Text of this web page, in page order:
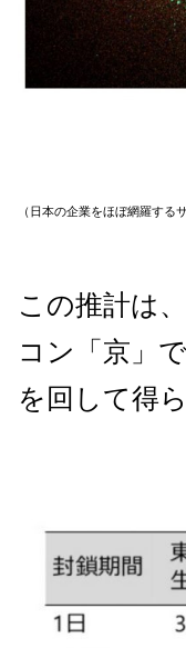
（日本の企業をほぼ網羅する
この推計は
コン「京」
を回して得